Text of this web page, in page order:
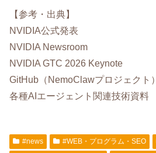
【参考・出典】
NVIDIA公式発表
NVIDIA Newsroom
NVIDIA GTC 2026 Keynote
GitHub（NemoClawプロジェクト）
各種AIエージェント関連技術資料
#news #WEB・プログラム・SEO